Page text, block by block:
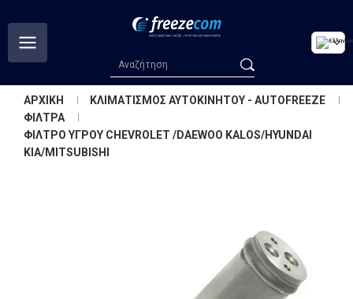
ΑΡΧΙΚΗ
ΚΛΙΜΑΤΙΣΜΟΣ ΑΥΤΟΚΙΝΗΤΟΥ - AUTOFREEZE
ΦΙΛΤΡΑ
ΦΙΛΤΡΟ ΥΓΡΟΥ CHEVROLET /DAEWOO KALOS/HYUNDAI
KIA/MITSUBISHI